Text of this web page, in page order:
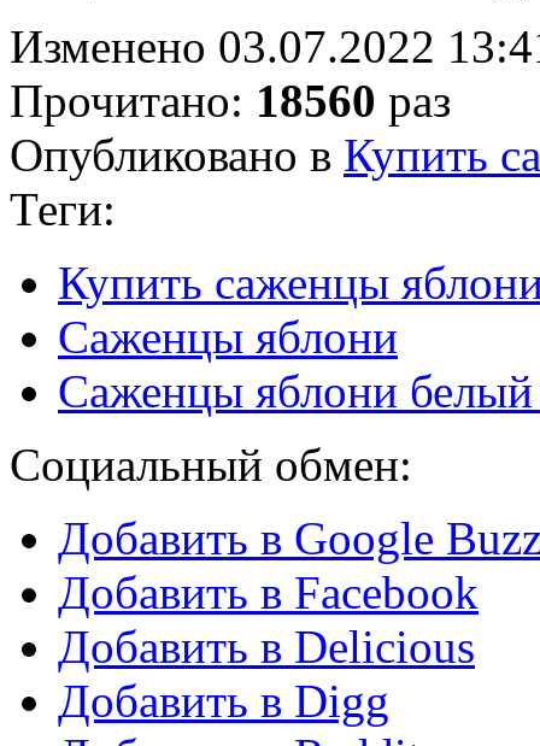
Изменено 03.07.2022
Прочитано: 18560 раз
Опубликовано в Купить
Теги:
Купить саженцы
Саженцы яблони
Саженцы яблони белый
Социальный обмен:
Добавить в Google
Добавить в Facebook
Добавить в Delicious
Добавить в Digg